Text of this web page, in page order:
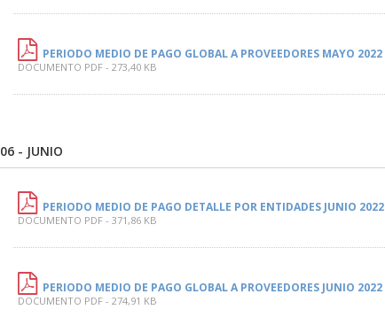
PERIODO MEDIO DE PAGO GLOBAL A PROVEEDORES MAYO 2022
DOCUMENTO PDF - 273,40 KB
06 - JUNIO
PERIODO MEDIO DE PAGO DETALLE POR ENTIDADES JUNIO 2022
DOCUMENTO PDF - 371,86 KB
PERIODO MEDIO DE PAGO GLOBAL A PROVEEDORES JUNIO 2022
DOCUMENTO PDF - 274,91 KB